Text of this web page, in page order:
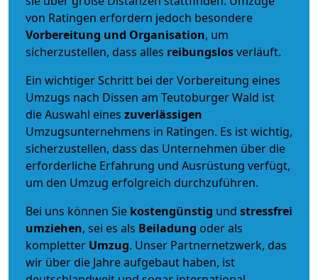
von Ratingen erfordern jedoch besondere
Vorbereitung und Organisation, um
sicherzustellen, dass alles reibungslosverläuft.
Ein wichtiger Schritt bei der Vorbereitung eines
Umzugs nach Dissen am Teutoburger Wald ist
die Auswahl eines zuverlässigen
Umzugsunternehmens in Ratingen. Es ist wichtig,
sicherzustellen, dass das Unternehmen über die
erforderliche Erfahrung und Ausrüstung verfügt,
um den Umzug erfolgreich durchzuführen.
Bei uns können Sie kostengünstig und stressfrei
umziehen, sei es als Beiladung oder als
kompletter Umzug. Unser Partnernetzwerk, das
wir über die Jahre aufgebaut haben, ist